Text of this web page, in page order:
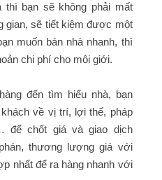
bạn sẽ không phải mất
gian, sẽ tiết kiệm được một
muốn bán nhà nhanh, thì
chi phí cho môi giới.
đến tìm hiểu nhà, bạn
về vị trí, lợi thế, pháp
để chốt giá và giao dịch
thương lượng giá với
nhất để ra hàng nhanh với